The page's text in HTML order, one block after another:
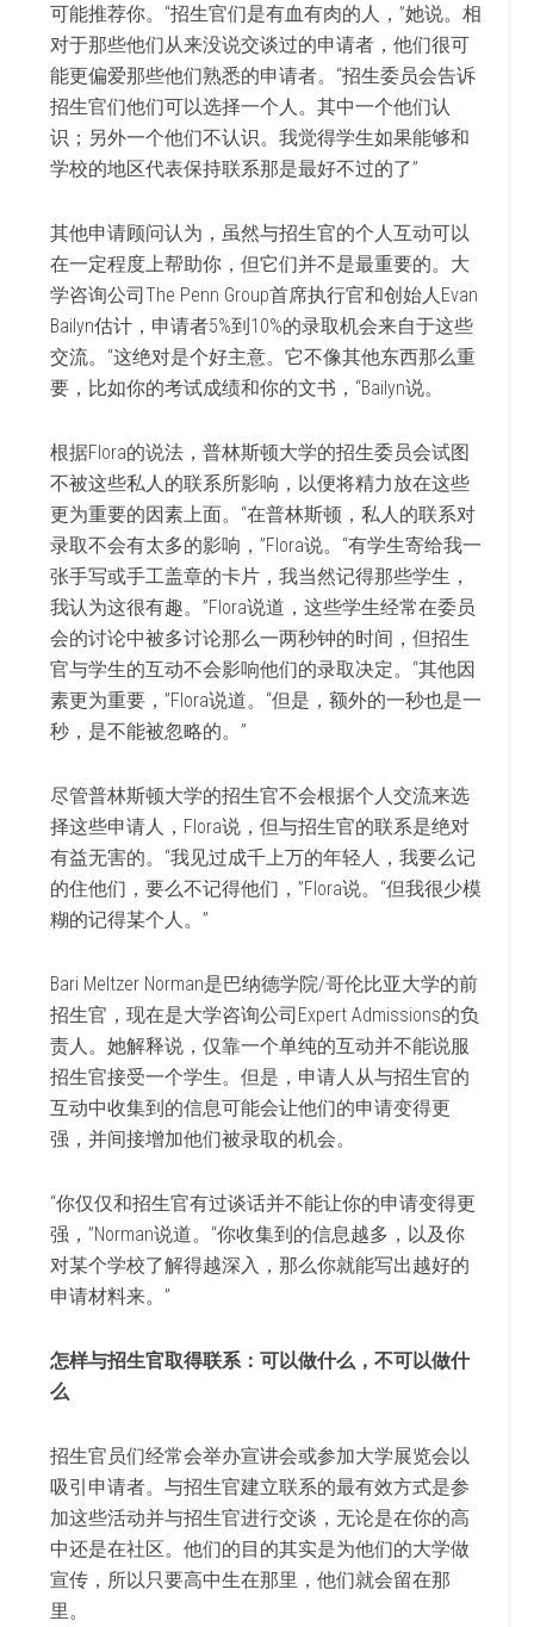
可能推荐你。“招生官们是有血有肉的人，”她说。相
对于那些他们从来没说交谈过的申请者，他们很可
能更偏爱那些他们熟悉的申请者。“招生委员会告诉
招生官们他们可以选择一个人。其中一个他们认
识；另外一个他们不认识。我觉得学生如果能够和
学校的地区代表保持联系那是最好不过的了”
其他申请顾问认为，虽然与招生官的个人互动可以
在一定程度上帮助你，但它们并不是最重要的。大
学咨询公司The Penn Group首席执行官和创始人Evan
Bailyn估计，申请者5%到10%的录取机会来自于这些
交流。“这绝对是个好主意。它不像其他东西那么重
要，比如你的考试成绩和你的文书，“Bailyn说。
根据Flora的说法，普林斯顿大学的招生委员会试图
不被这些私人的联系所影响，以便将精力放在这些
更为重要的因素上面。“在普林斯顿，私人的联系对
录取不会有太多的影响，”Flora说。“有学生寄给我一
张手写或手工盖章的卡片，我当然记得那些学生，
我认为这很有趣。”Flora说道，这些学生经常在委员
会的讨论中被多讨论那么一两秒钟的时间，但招生
官与学生的互动不会影响他们的录取决定。“其他因
素更为重要，”Flora说道。“但是，额外的一秒也是一
秒，是不能被忽略的。”
尽管普林斯顿大学的招生官不会根据个人交流来选
择这些申请人，Flora说，但与招生官的联系是绝对
有益无害的。“我见过成千上万的年轻人，我要么记
的住他们，要么不记得他们，”Flora说。“但我很少模
糊的记得某个人。”
Bari Meltzer Norman是巴纳德学院/哥伦比亚大学的前
招生官，现在是大学咨询公司Expert Admissions的负
责人。她解释说，仅靠一个单纯的互动并不能说服
招生官接受一个学生。但是，申请人从与招生官的
互动中收集到的信息可能会让他们的申请变得更
强，并间接增加他们被录取的机会。
“你仅仅和招生官有过谈话并不能让你的申请变得更
强，”Norman说道。“你收集到的信息越多，以及你
对某个学校了解得越深入，那么你就能写出越好的
申请材料来。”
怎样与招生官取得联系：可以做什么，不可以做什
么
招生官员们经常会举办宣讲会或参加大学展览会以
吸引申请者。与招生官建立联系的最有效方式是参
加这些活动并与招生官进行交谈，无论是在你的高
中还是在社区。他们的目的其实是为他们的大学做
宣传，所以只要高中生在那里，他们就会留在那
里。